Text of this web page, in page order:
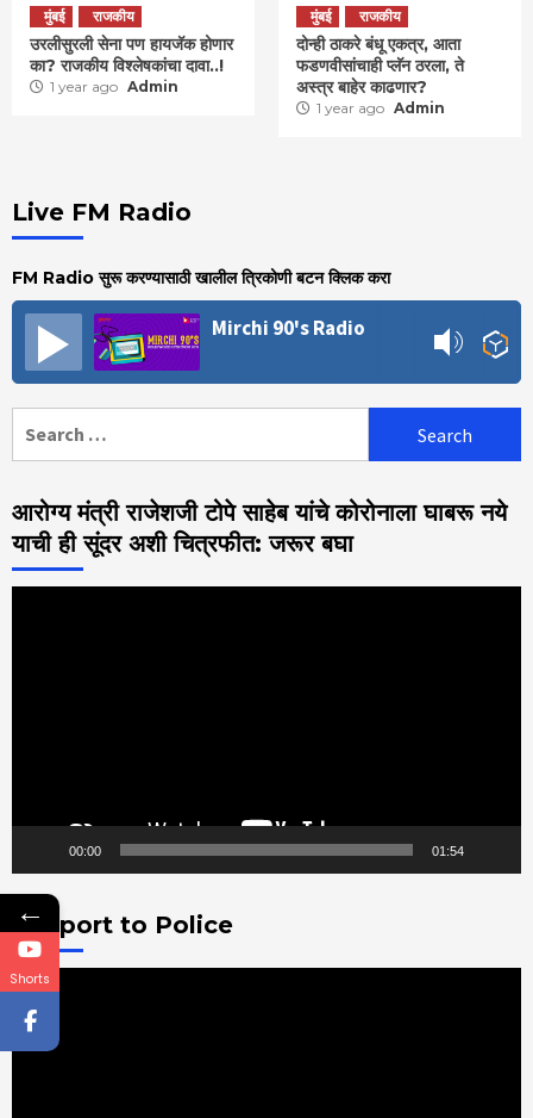
मुंबई
राजकीय
उरलीसुरली सेना पण हायजॅक होणार
का? राजकीय विश्लेषकांचा दावा..!
1 year ago Admin
मुंबई
राजकीय
दोन्ही ठाकरे बंधू एकत्र, आता
फडणवीसांचाही प्लॅन ठरला, ते
अस्त्र बाहेर काढणार?
1 year ago Admin
Live FM Radio
FM Radio सुरू करण्यासाठी खालील त्रिकोणी बटन क्लिक करा
Mirchi 90's Radio
आरोग्य मंत्री राजेशजी टोपे साहेब यांचे कोरोनाला घाबरू नये
याची ही सूंदर अशी चित्रफीत: जरूर बघा
00:00 01:54
Support to Police
Video
Player
←
Shorts